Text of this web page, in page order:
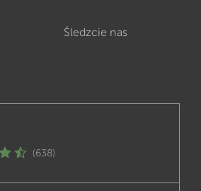
Śledzcie nas
(638)